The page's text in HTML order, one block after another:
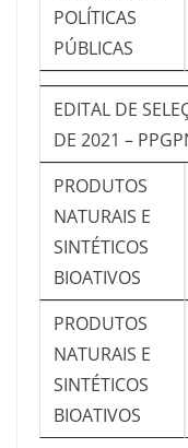
POLÍTICAS
PÚBLICAS
EDITAL DE
DE 2021 –
PRODUTOS
NATURAIS E
SINTÉTICOS
BIOATIVOS
PRODUTOS
NATURAIS E
SINTÉTICOS
BIOATIVOS